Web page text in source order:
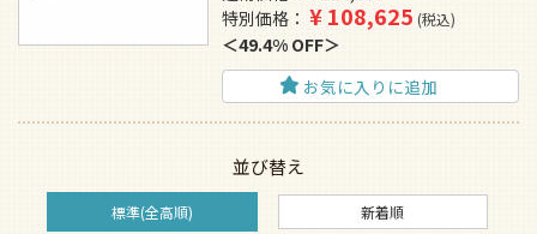
特別価格
¥108,625 税込
49.4% OFF
お気に入りに追加
並び替え
標準(全高順) 新着順